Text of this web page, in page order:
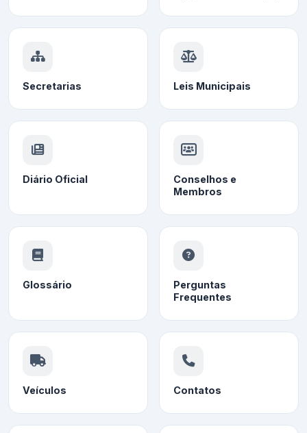
Secretarias Leis Municipais
Diário Oficial
Conselhos e
Membros
Glossário
Perguntas
Frequentes
Veículos Contatos